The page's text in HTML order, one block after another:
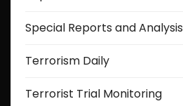
Special Reports and Analysis
Terrorism Daily
Terrorist Trial Monitoring